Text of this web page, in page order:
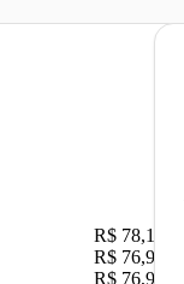
R$ 78,16
R$ 76,90
R$ 76,90